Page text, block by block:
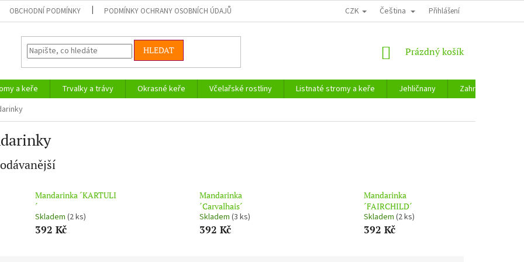
OBCHODNÍ PODMÍNKY PODMÍNKY OCHRANY OSOBNÍCH ÚDAJŮ CZK Čeština Přihlášení
HLEDAT
NÁKUPNÍ
Prázdný košík
a keře Trvalky a trávy Okrasné keře Včelařské rostliny Listnaté stromy a keře Jehličnany
Zahradnické
Mandarinka ´KARTULI
´
Skladem (2 ks)
392 Kč
Mandarinka
´Carvalhais´
Skladem (3 ks)
392 Kč
Mandarinka
´FAIRCHILD´
Skladem (2 ks)
392 Kč